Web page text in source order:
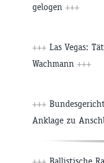
gelogen +++
+++ Las Vegas:
Wachmann +++
+++
Anklage zu